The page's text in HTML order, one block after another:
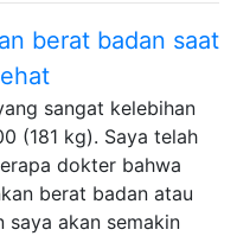
berat badan saat
sangat kelebihan
(181 kg). Saya telah
dokter bahwa
berat badan atau
saya akan semakin